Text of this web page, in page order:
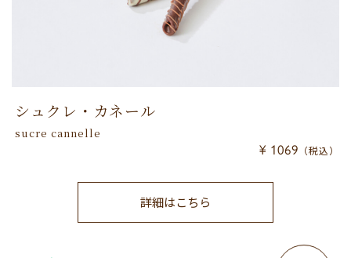
シュクレ・カネール
sucre cannelle
¥ 1069 （税込）
詳細はこちら